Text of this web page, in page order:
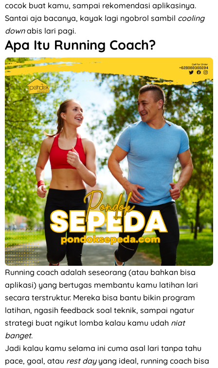
cocok buat kamu, sampai rekomendasi aplikasinya.
Santai aja bacanya, kayak lagi ngobrol sambil cooling
downabis lari pagi.
Apa Itu Running Coach?
Running coach adalah seseorang (atau bahkan bisa
aplikasi) yang bertugas membantu kamu latihan lari
secara terstruktur. Mereka bisa bantu bikin program
latihan, ngasih feedback soal teknik, sampai ngatur
strategi buat ngikut lomba kalau kamu udah niat
banget.
Jadi kalau kamu selama ini cuma asal lari tanpa tahu
pace, goal, atau rest dayyang ideal, running coach bisa